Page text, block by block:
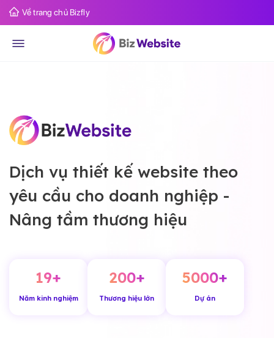
Về trang chủ Bizfly
Dịch vụ thiết kế website theo
yêu cầu cho doanh nghiệp -
Nâng tầm thương hiệu
19+
Năm kinh nghiệm
200+
Thương hiệu lớn
5000+
Dự án